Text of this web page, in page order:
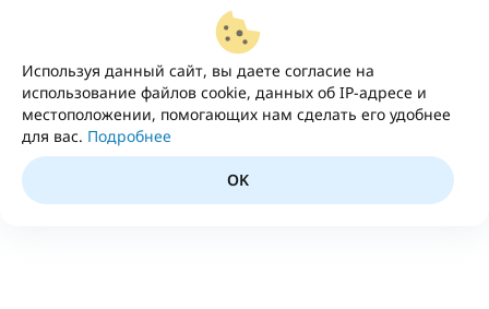
Используя данный сайт, вы даете согласие на
использование файлов cookie, данных об IP-адресе и
местоположении, помогающих нам сделать его удобнее
для вас. Подробнее
OK